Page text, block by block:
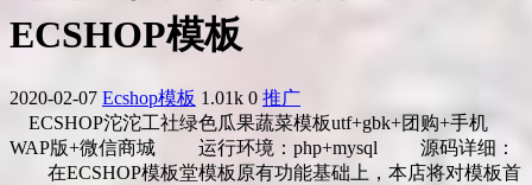
ECSHOP模板
2020-02-07 Ecshop模板 1.01k 0 推广
ECSHOP沱沱工社绿色瓜果蔬菜模板utf+gbk+团购+手机
WAP版+微信商城 运行环境：php+mysql 源码详细：
在ECSHOP模板堂模板原有功能基础上，本店将对模板首